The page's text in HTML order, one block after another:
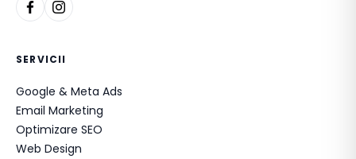
SERVICII
Google & Meta Ads
Email Marketing
Optimizare SEO
Web Design